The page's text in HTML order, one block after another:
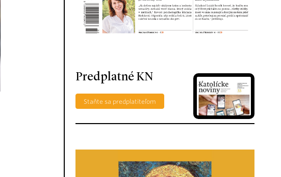
Predplatné KN
Staňte sa predplatiteľom